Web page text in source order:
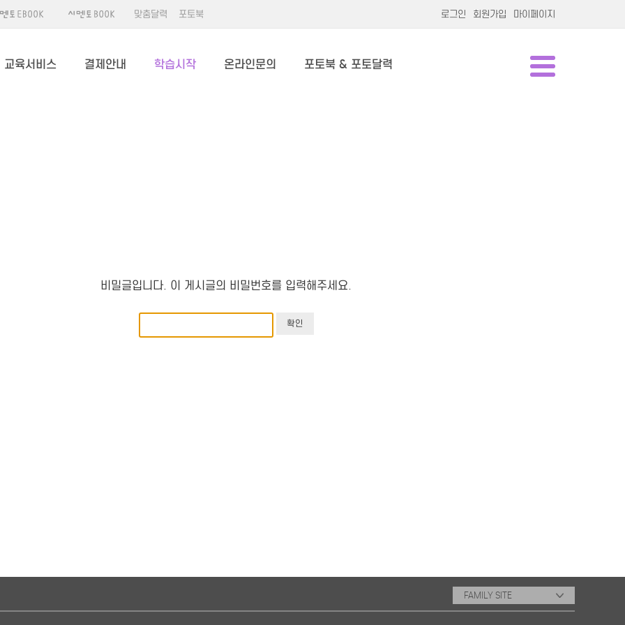
맞춤달력 포토북 로그인 회원가입 마이페이지
교육서비스 결제안내 학습시작 온라인문의 포토북 & 포토달력
비밀글입니다. 이 게시글의 비밀번호를 입력해주세요.
FAMILY SITE